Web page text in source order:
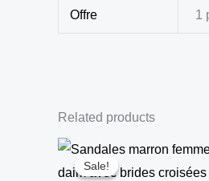
Offre 1
Related products
Sale!
Sale!
Original
was:
is: